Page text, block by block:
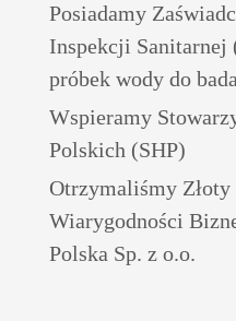
Posiadamy
Inspekcji Sanitarnej
próbek wody do
Wspieramy
Polskich (SHP)
Otrzymaliśmy
Wiarygodności
Polska Sp. z o.o.